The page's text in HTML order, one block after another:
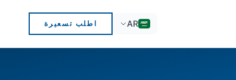
AR اطلب تسعيرة